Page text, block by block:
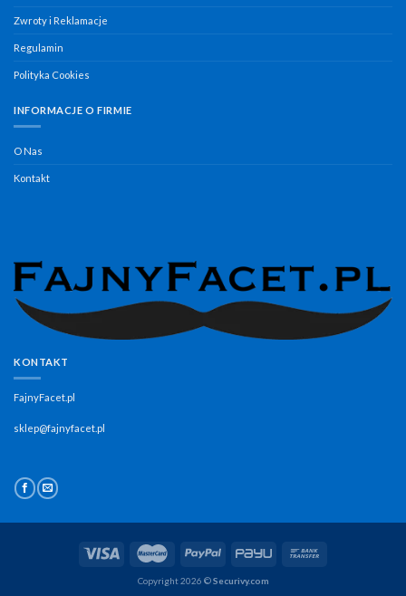
Zwroty i Reklamacje
Regulamin
Polityka Cookies
INFORMACJE O FIRMIE
O Nas
Kontakt
KONTAKT
FajnyFacet.pl
sklep@fajnyfacet.pl
Copyright 2026 ©Securivy.com